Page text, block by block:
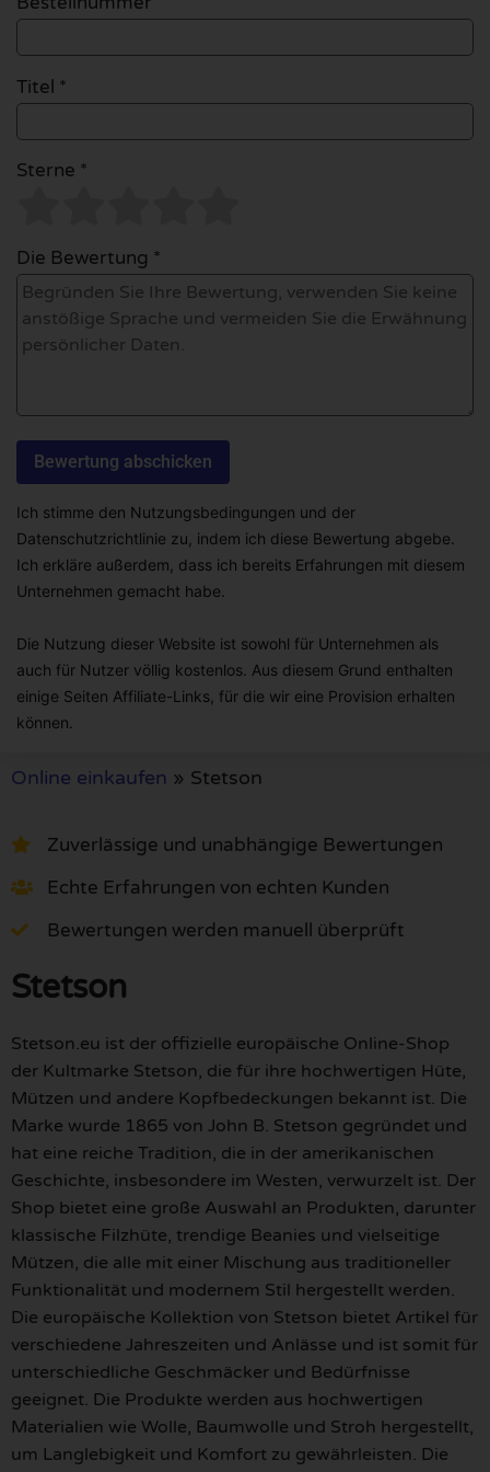
Titel *
Sterne *
Die Bewertung *
Ich stimme den Nutzungsbedingungen und der
Datenschutzrichtlinie zu, indem ich diese Bewertung abgebe.
Ich erkläre außerdem, dass ich bereits Erfahrungen mit diesem
Unternehmen gemacht habe.
Die Nutzung dieser Website ist sowohl für Unternehmen als
auch für Nutzer völlig kostenlos. Aus diesem Grund enthalten
einige Seiten Affiliate-Links, für die wir eine Provision erhalten
können.
Online einkaufen » Stetson
Zuverlässige und unabhängige Bewertungen
Echte Erfahrungen von echten Kunden
Bewertungen werden manuell überprüft
Stetson
Stetson.eu ist der offizielle europäische Online-Shop
der Kultmarke Stetson, die für ihre hochwertigen Hüte,
Mützen und andere Kopfbedeckungen bekannt ist. Die
Marke wurde 1865 von John B. Stetson gegründet und
hat eine reiche Tradition, die in der amerikanischen
Geschichte, insbesondere im Westen, verwurzelt ist. Der
Shop bietet eine große Auswahl an Produkten, darunter
klassische Filzhüte, trendige Beanies und vielseitige
Mützen, die alle mit einer Mischung aus traditioneller
Funktionalität und modernem Stil hergestellt werden.
Die europäische Kollektion von Stetson bietet Artikel für
verschiedene Jahreszeiten und Anlässe und ist somit für
unterschiedliche Geschmäcker und Bedürfnisse
geeignet. Die Produkte werden aus hochwertigen
Materialien wie Wolle, Baumwolle und Stroh hergestellt,
um Langlebigkeit und Komfort zu gewährleisten. Die